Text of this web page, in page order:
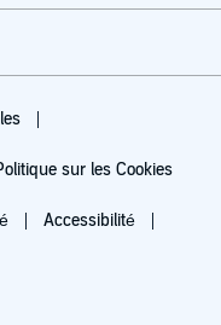
sur les Cookies
Accessibilité